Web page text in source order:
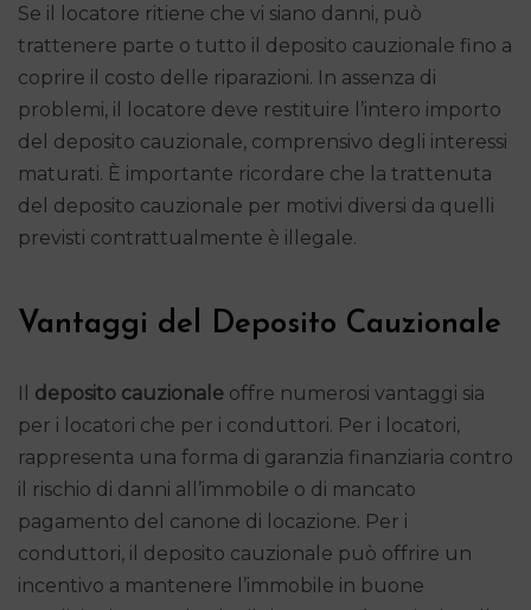
Se il locatore ritiene che vi siano danni, può
trattenere parte o tutto il deposito cauzionale fino a
coprire il costo delle riparazioni. In assenza di
problemi, il locatore deve restituire l’intero importo
del deposito cauzionale, comprensivo degli interessi
maturati. È importante ricordare che la trattenuta
del deposito cauzionale per motivi diversi da quelli
previsti contrattualmente è illegale.
Vantaggi del Deposito Cauzionale
Il deposito cauzionale offre numerosi vantaggi sia
per i locatori che per i conduttori. Per i locatori,
rappresenta una forma di garanzia finanziaria contro
il rischio di danni all’immobile o di mancato
pagamento del canone di locazione. Per i
conduttori, il deposito cauzionale può offrire un
incentivo a mantenere l’immobile in buone